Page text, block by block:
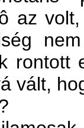
az
vált,